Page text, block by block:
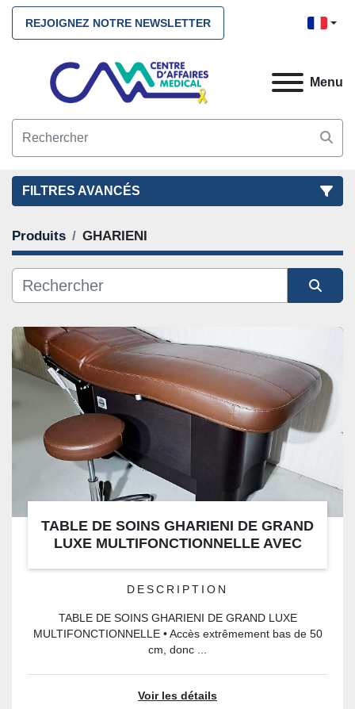
REJOIGNEZ NOTRE NEWSLETTER
Menu
FILTRES AVANCÉS
FILTRES (1)
GHARIENI
Produits GHARIENI
TABLE DE SOINS GHARIENI DE GRAND
LUXE MULTIFONCTIONNELLE AVEC
Wellnessliege Massage Spa table
DESCRIPTION
TABLE DE SOINS GHARIENI DE GRAND LUXE
MULTIFONCTIONNELLE • Accès extrêmement bas de 50
cm, donc ...
Voir les détails